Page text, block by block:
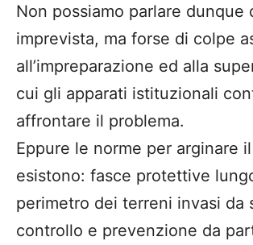
Non possiamo parlare dunque
imprevista, ma forse di colpe
all’impreparazione ed alla
cui gli apparati istituzionali
affrontare il problema.
Eppure le norme per arginare
esistono: fasce protettive
perimetro dei terreni invasi da
controllo e prevenzione da